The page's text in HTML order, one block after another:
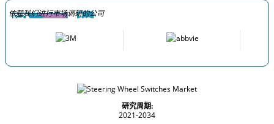
依赖我们进行市场调研的公司
研究周期:
2021-2034